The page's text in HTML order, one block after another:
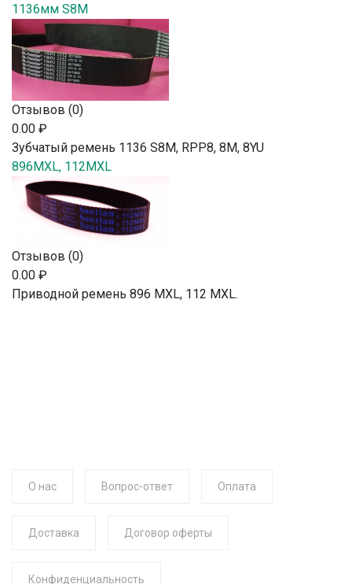
1136мм S8M
Отзывов (0)
0.00 ₽
Зубчатый ремень 1136 S8M, RPP8, 8М, 8YU
896MXL, 112MXL
Отзывов (0)
0.00 ₽
Приводной ремень 896 MXL, 112 MXL.
О нас Вопрос-ответ Оплата
Доставка Договор оферты
Конфиденциальность